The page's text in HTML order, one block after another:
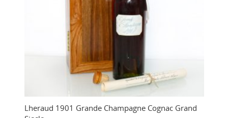
Lheraud 1901 Grande Champagne Cognac Grand